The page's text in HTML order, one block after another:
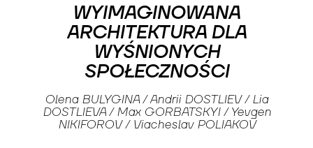
WYIMAGINOWANA
ARCHITEKTURA DLA
WYŚNIONYCH
SPOŁECZNOŚCI
Olena BULYGINA / Andrii DOSTLIEV / Lia
DOSTLIEVA / Max GORBATSKYI / Yevgen
NIKIFOROV / Viacheslav POLIAKOV